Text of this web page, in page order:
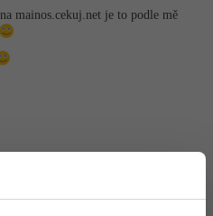
mainos.cekuj.net je to podle mě